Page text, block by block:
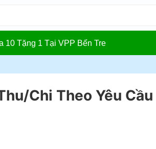
10 Tặng 1 Tại VPP Bến Tre
Chi Theo Yêu Cầu